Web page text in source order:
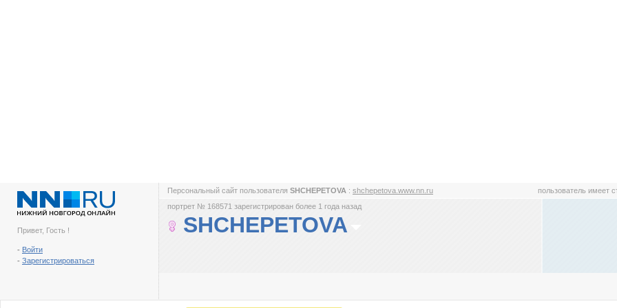
Привет, Гость !
- Войти
- Зарегистрироваться
Персональный сайт пользователя SHCHEPETOVA : shchepetova.www.nn.ru пользователь имеет
портрет № 168571 зарегистрирован более 1 года назад
SHCHEPETOVA